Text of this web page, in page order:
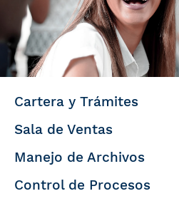
Cartera y Trámites
Sala de Ventas
Manejo de Archivos
Control de Procesos